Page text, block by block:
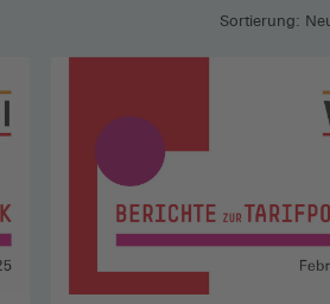
Sortierung: